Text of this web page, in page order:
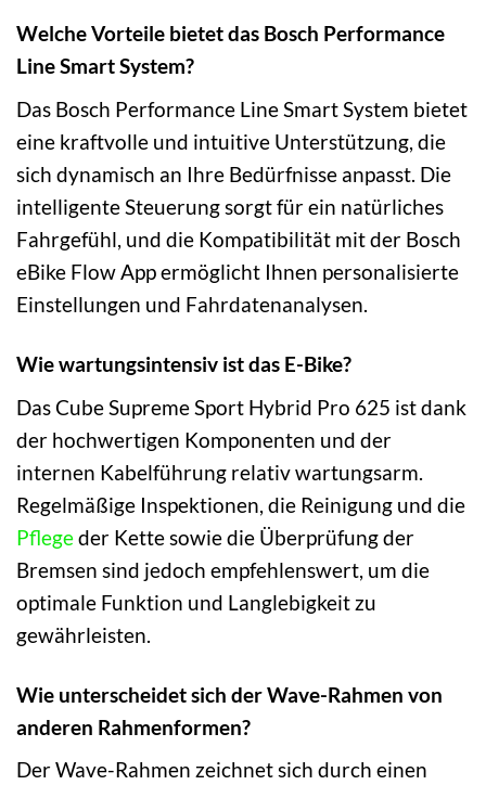
Welche Vorteile bietet das Bosch Performance
Line Smart System?
Das Bosch Performance Line Smart System bietet
eine kraftvolle und intuitive Unterstützung, die
sich dynamisch an Ihre Bedürfnisse anpasst. Die
intelligente Steuerung sorgt für ein natürliches
Fahrgefühl, und die Kompatibilität mit der Bosch
eBike Flow App ermöglicht Ihnen personalisierte
Einstellungen und Fahrdatenanalysen.
Wie wartungsintensiv ist das E-Bike?
Das Cube Supreme Sport Hybrid Pro 625 ist dank
der hochwertigen Komponenten und der
internen Kabelführung relativ wartungsarm.
Regelmäßige Inspektionen, die Reinigung und die
Pflegeder Kette sowie die Überprüfung der
Bremsen sind jedoch empfehlenswert, um die
optimale Funktion und Langlebigkeit zu
gewährleisten.
Wie unterscheidet sich der Wave-Rahmen von
anderen Rahmenformen?
Der Wave-Rahmen zeichnet sich durch einen